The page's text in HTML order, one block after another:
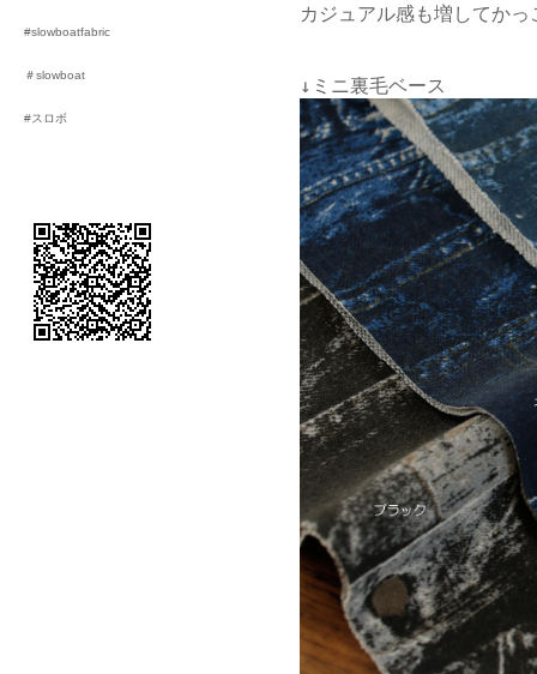
カジュアル感も増してか
#slowboatfabric
＃slowboat
#スロボ